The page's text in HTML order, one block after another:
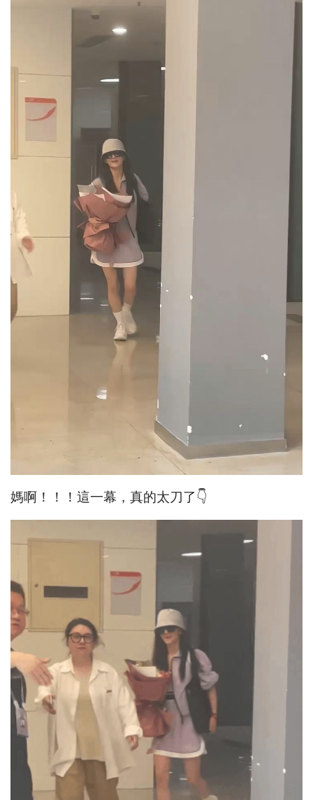
媽啊！！！這一幕，真的太刀了👇